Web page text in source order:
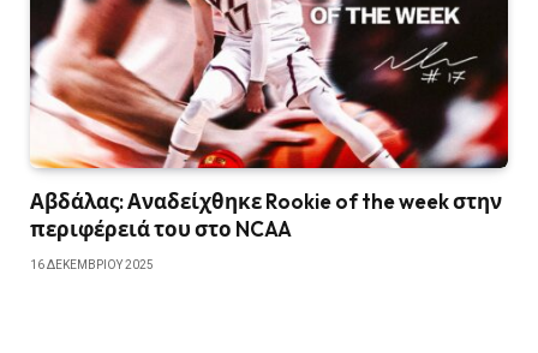
Αβδάλας: Αναδείχθηκε Rookie of the week στην
περιφέρειά του στο NCAA
16 ΔΕΚΕΜΒΡΊΟΥ 2025